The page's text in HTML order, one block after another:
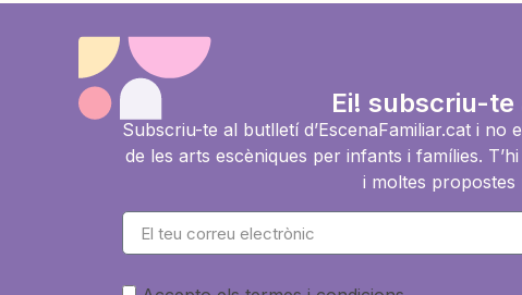
Ei! subscriu-
Subscriu-te al butlletí d’EscenaFamiliar.cat i
de les arts escèniques per infants i famílies.
i moltes propostes